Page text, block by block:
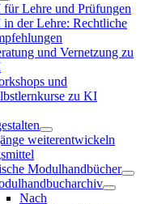
Lehre und Prüfungen
der Lehre: Rechtliche
und Vernetzung zu
und
zu KI
weiterentwickeln
Modulhandbücher
Nach